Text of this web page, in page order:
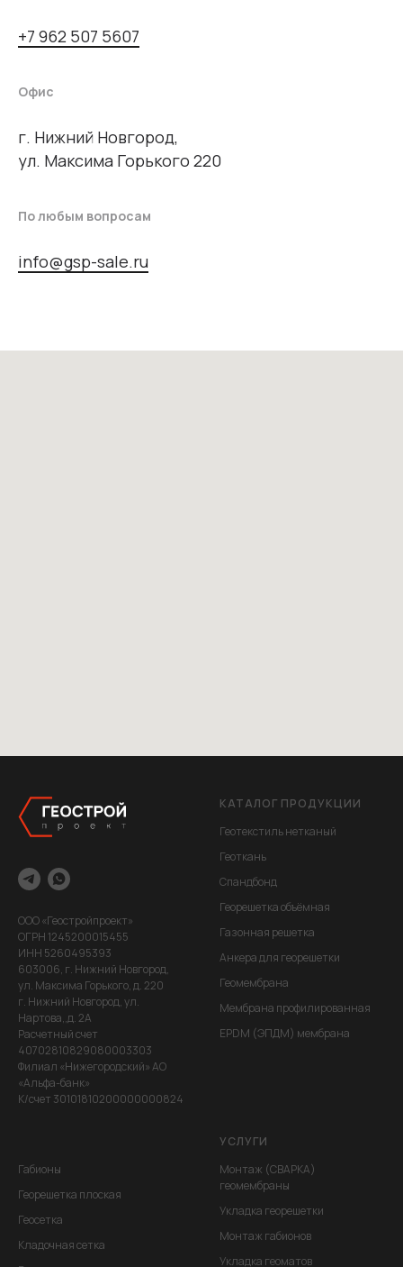
+7 962 507 5607
Офис
г. Нижний Новгород,
ул. Максима Горького 220
По любым вопросам
info@gsp-sale.ru
ООО «Геостройпроект»
ОГРН 1245200015455
ИНН 5260495393
603006, г. Нижний Новгород,
ул. Максима Горького, д. 220
г. Нижний Новгород, ул.
Нартова,,д. 2А
Расчетный счет
40702810829080003303
Филиал «Нижегородский» АО
«Альфа-банк»
К/счет 30101810200000000824
КАТАЛОГ ПРОДУКЦИИ
Геотекстиль нетканый
Геоткань
Спандбонд
Георешетка объёмная
Газонная решетка
Анкера для георешетки
Геомембрана
Мембрана профилированная
EPDM (ЭПДМ) мембрана
Габионы
Георешетка плоская
Геосетка
Кладочная сетка
УСЛУГИ
Монтаж (СВАРКА)
геомембраны
Укладка георешетки
Монтаж габионов
Укладка геоматов